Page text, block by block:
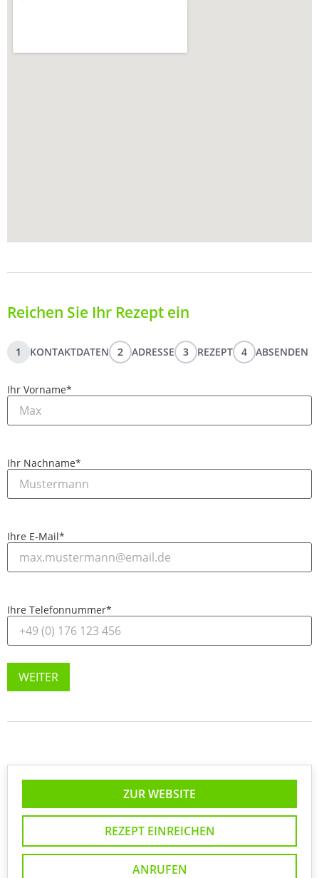
Reichen Sie Ihr Rezept ein
1 KONTAKTDATEN 2 ADRESSE 3 REZEPT 4 ABSENDEN
Ihr Vorname*
Ihr Nachname*
Ihre E-Mail*
Ihre Telefonnummer*
WEITER
ZUR WEBSITE
REZEPT EINREICHEN
ANRUFEN